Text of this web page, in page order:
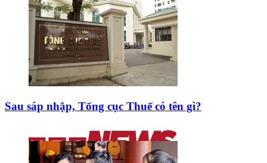
Sau sáp nhập, Tổng cục Thuế có tên gì?